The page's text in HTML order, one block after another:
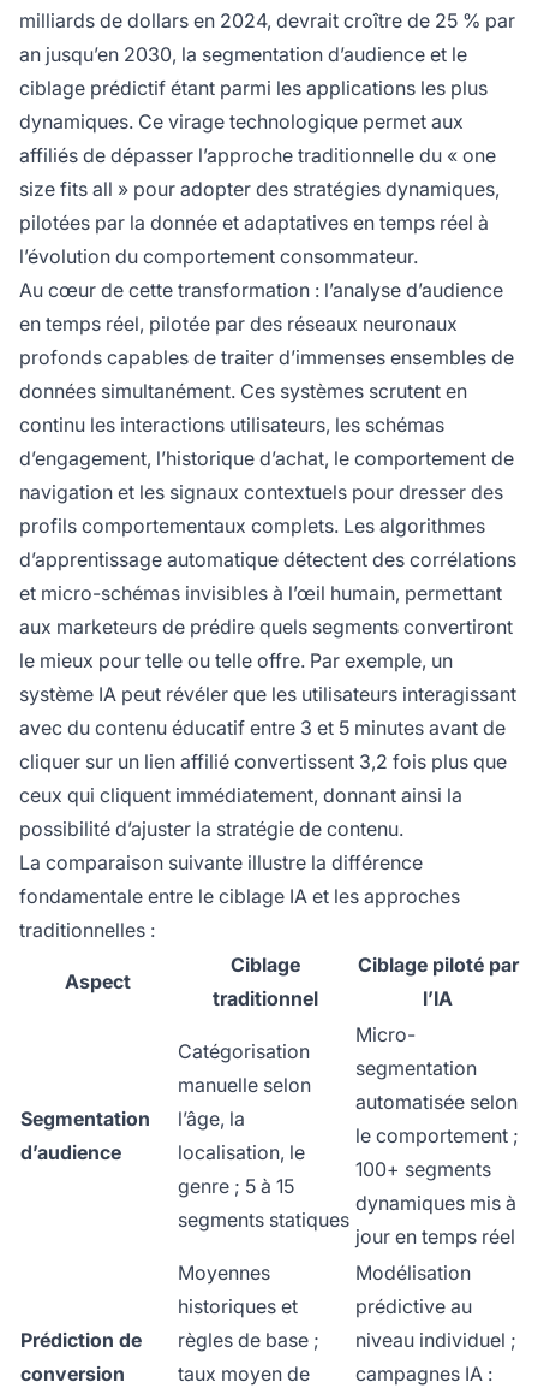
milliards de dollars en 2024, devrait croître de 25 % par
an jusqu’en 2030, la segmentation d’audience et le
ciblage prédictif étant parmi les applications les plus
dynamiques. Ce virage technologique permet aux
affiliés de dépasser l’approche traditionnelle du « one
size fits all » pour adopter des stratégies dynamiques,
pilotées par la donnée et adaptatives en temps réel à
l’évolution du comportement consommateur.
Au cœur de cette transformation : l’analyse d’audience
en temps réel, pilotée par des réseaux neuronaux
profonds capables de traiter d’immenses ensembles de
données simultanément. Ces systèmes scrutent en
continu les interactions utilisateurs, les schémas
d’engagement, l’historique d’achat, le comportement de
navigation et les signaux contextuels pour dresser des
profils comportementaux complets. Les algorithmes
d’apprentissage automatique détectent des corrélations
et micro-schémas invisibles à l’œil humain, permettant
aux marketeurs de prédire quels segments convertiront
le mieux pour telle ou telle offre. Par exemple, un
système IA peut révéler que les utilisateurs interagissant
avec du contenu éducatif entre 3 et 5 minutes avant de
cliquer sur un lien affilié convertissent 3,2 fois plus que
ceux qui cliquent immédiatement, donnant ainsi la
possibilité d’ajuster la stratégie de contenu.
La comparaison suivante illustre la différence
fondamentale entre le ciblage IA et les approches
traditionnelles :
Aspect
Ciblage
traditionnel
Ciblage piloté par
l’IA
Segmentation
d’audience
Catégorisation
manuelle selon
l’âge, la
localisation, le
genre ; 5 à 15
segments statiques
Micro-
segmentation
automatisée selon
le comportement ;
100+ segments
dynamiques mis à
jour en temps réel
Prédiction de
conversion
Moyennes
historiques et
règles de base ;
taux moyen de
Modélisation
prédictive au
niveau individuel ;
campagnes IA :